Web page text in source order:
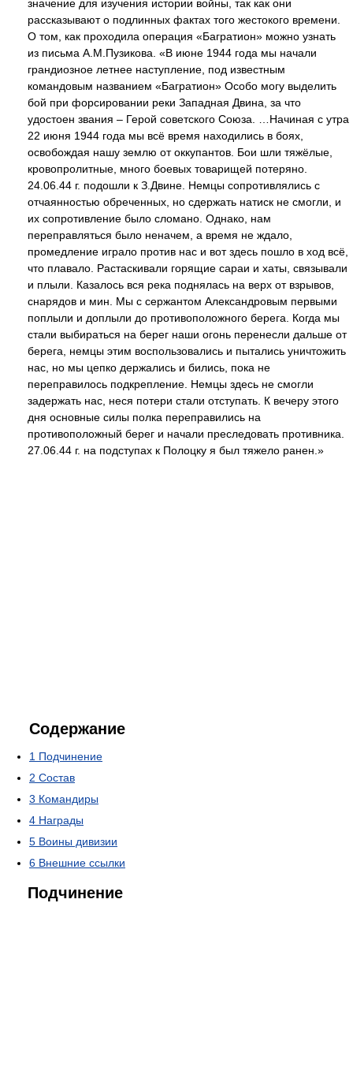
значение для изучения истории войны, так как они
рассказывают о подлинных фактах того жестокого времени.
О том, как проходила операция «Багратион» можно узнать
из письма А.М.Пузикова. «В июне 1944 года мы начали
грандиозное летнее наступление, под известным
командовым названием «Багратион» Особо могу выделить
бой при форсировании реки Западная Двина, за что
удостоен звания – Герой советского Союза. …Начиная с утра
22 июня 1944 года мы всё время находились в боях,
освобождая нашу землю от оккупантов. Бои шли тяжёлые,
кровопролитные, много боевых товарищей потеряно.
24.06.44 г. подошли к З.Двине. Немцы сопротивлялись с
отчаянностью обреченных, но сдержать натиск не смогли, и
их сопротивление было сломано. Однако, нам
переправляться было неначем, а время не ждало,
промедление играло против нас и вот здесь пошло в ход всё,
что плавало. Растаскивали горящие сараи и хаты, связывали
и плыли. Казалось вся река поднялась на верх от взрывов,
снарядов и мин. Мы с сержантом Александровым первыми
поплыли и доплыли до противоположного берега. Когда мы
стали выбираться на берег наши огонь перенесли дальше от
берега, немцы этим воспользовались и пытались уничтожить
нас, но мы цепко держались и бились, пока не
переправилось подкрепление. Немцы здесь не смогли
задержать нас, неся потери стали отступать. К вечеру этого
дня основные силы полка переправились на
противоположный берег и начали преследовать противника.
27.06.44 г. на подступах к Полоцку я был тяжело ранен.»
Содержание
1 Подчинение
2 Состав
3 Командиры
4 Награды
5 Воины дивизии
6 Внешние ссылки
Подчинение